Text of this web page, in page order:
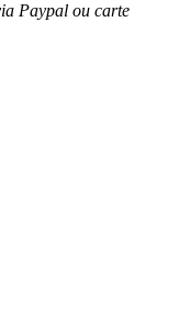
Paypal ou carte